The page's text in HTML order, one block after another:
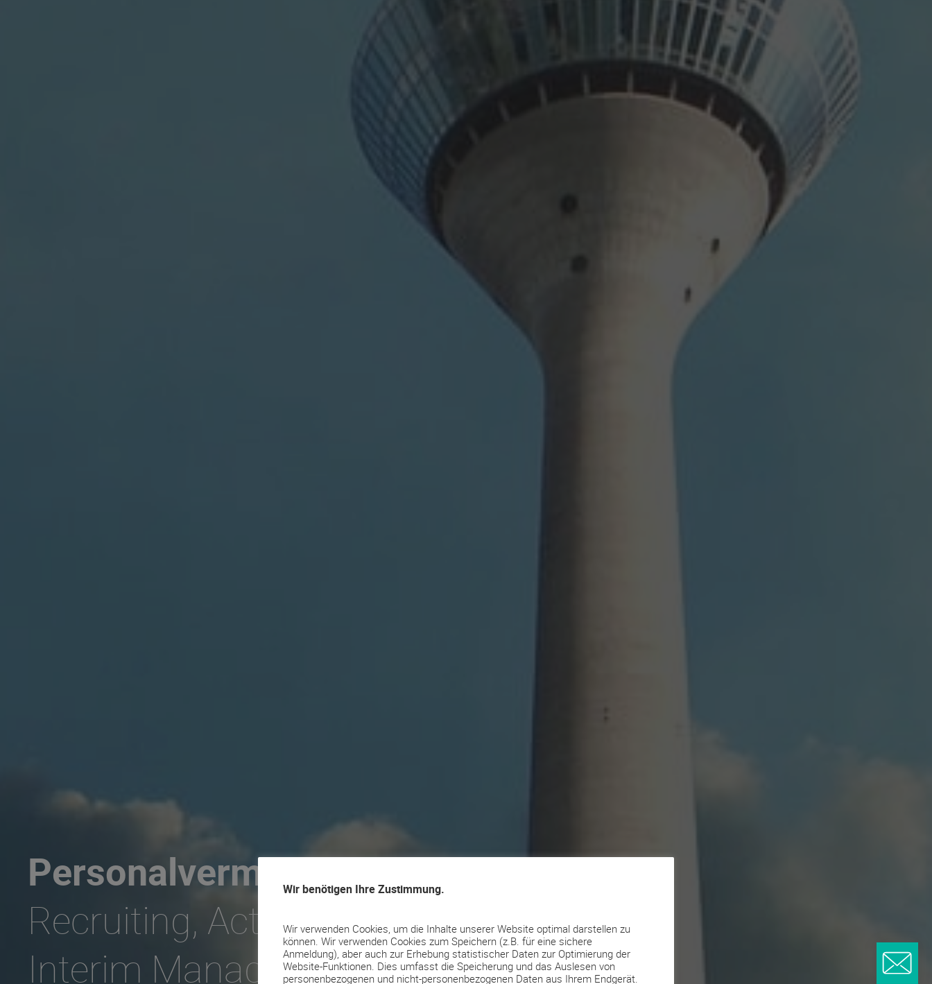
Personalvermittlung Düsseldorf:
Recruiting, Active Sourcing, RPO &
Interim Management
Wir benötigen Ihre Zustimmung.
Wir verwenden Cookies, um die Inhalte unserer Website optimal darstellen zu
können. Wir verwenden Cookies zum Speichern (z.B. für eine sichere
Anmeldung), aber auch zur Erhebung statistischer Daten zur Optimierung der
Website-Funktionen. Dies umfasst die Speicherung und das Auslesen von
personenbezogenen und nicht-personenbezogenen Daten aus Ihrem Endgerät.